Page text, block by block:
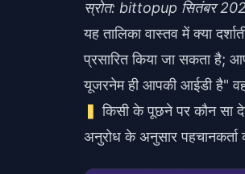
स्रोत: bittopup सितंबर
यह तालिका वास्तव में क्या
प्रसारित किया जा सकता है;
यूजरनेम ही आपकी आईडी है"
किसी के पूछने पर कौन सा
अनुरोध के अनुसार पहचानकर्ता